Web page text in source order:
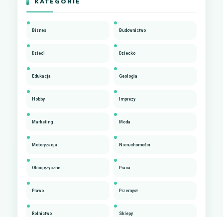
Biznes Budownictwo
Dzieci Dziecko
Edukacja Geologia
Hobby Imprezy
Marketing Moda
Motoryzacja Nieruchomości
Obcojęzyczne Praca
Prawo Przemysł
Rolnictwo Sklepy